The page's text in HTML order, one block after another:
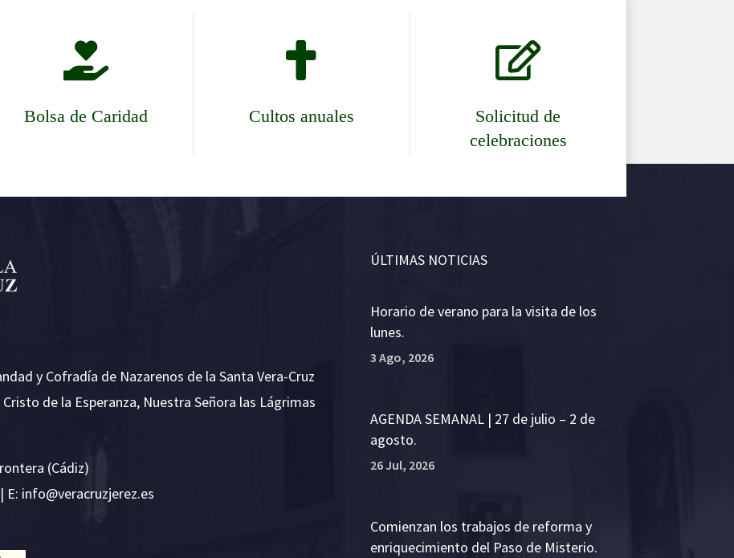

Bolsa de Caridad

Cultos anuales

Solicitud de
celebraciones
y Cofradía de Nazarenos de la Santa Vera-Cruz
de la Esperanza, Nuestra Señora las Lágrimas
(Cádiz)
E: se.ze
rejzu
rcare
v@ofn
i
ÚLTIMAS NOTICIAS
Horario de verano para la visita de los
lunes.
3 Ago, 2026
AGENDA SEMANAL | 27 de julio – 2 de
agosto.
26 Jul, 2026
Comienzan los trabajos de reforma y
enriquecimiento del Paso de Misterio.